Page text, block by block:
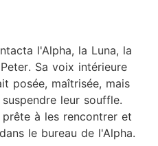
l'Alpha, la Luna, la
Sa voix intérieure
posée, maîtrisée, mais
leur souffle.
à les rencontrer et
le bureau de l'Alpha.